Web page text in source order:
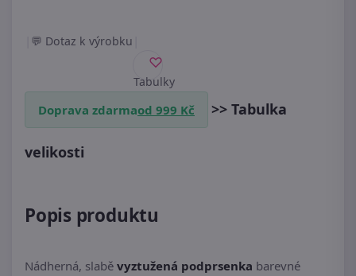
Dotaz k výrobku
Tabulky
Doprava zdarmaod 999 Kč >> Tabulka
velikosti
Popis produktu
Nádherná, slabě vyztužená podprsenka barevné